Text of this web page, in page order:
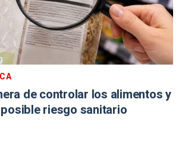
de controlar los alimentos y
riesgo sanitario